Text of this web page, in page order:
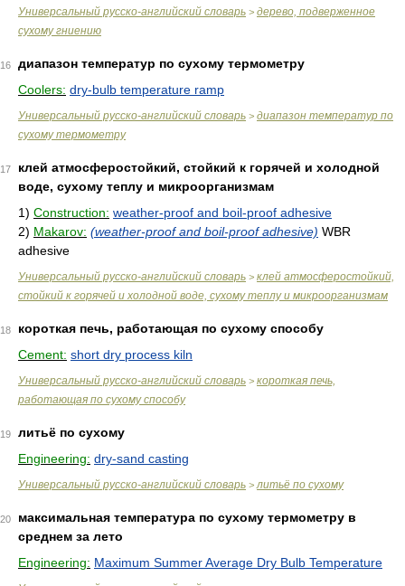
Универсальный русско-английский словарь > дерево, подверженное
сухому гниению
16
диапазон температур по сухому термометру
Coolers: dry-bulb temperature ramp
Универсальный русско-английский словарь > диапазон температур по
сухому термометру
17
клей атмосферостойкий, стойкий к горячей и холодной
воде, сухому теплу и микроорганизмам
1) Construction: weather-proof and boil-proof adhesive
2) Makarov: (weather-proof and boil-proof adhesive) WBR
adhesive
Универсальный русско-английский словарь > клей атмосферостойкий,
стойкий к горячей и холодной воде, сухому теплу и микроорганизмам
18
короткая печь, работающая по сухому способу
Cement: short dry process kiln
Универсальный русско-английский словарь > короткая печь,
работающая по сухому способу
19
литьё по сухому
Engineering: dry-sand casting
Универсальный русско-английский словарь > литьё по сухому
20
максимальная температура по сухому термометру в
среднем за лето
Engineering: Maximum Summer Average Dry Bulb Temperature